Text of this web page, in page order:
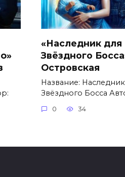
«Наследник для
Звёздного
Островская
Название:
Звёздного Босса
0 34